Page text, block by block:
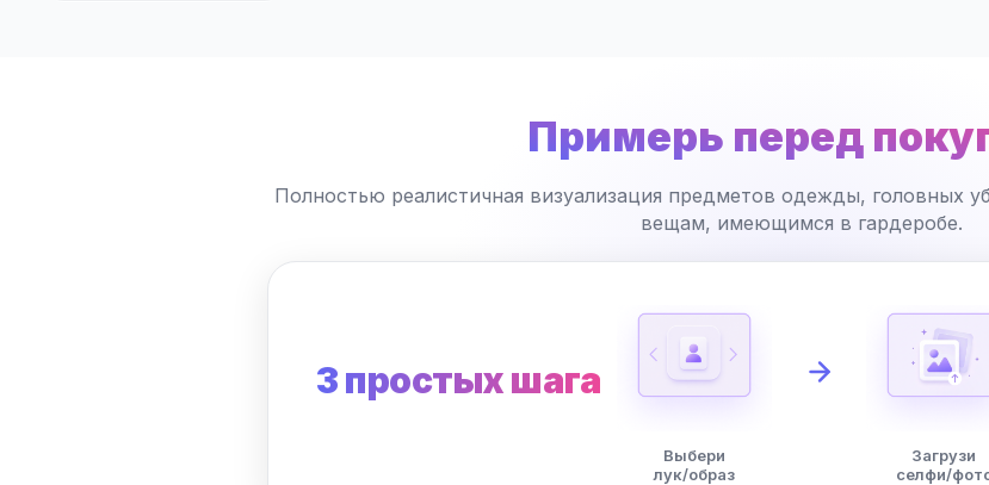
Примерь перед
Полностью реалистичная визуализация предметов одежды, головных
вещам, имеющимся в гардеробе.
3 простых шага
Выбери
лук/образ
Загрузи
селфи/